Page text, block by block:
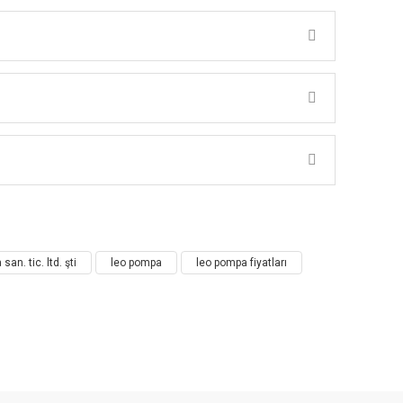
san. tic. ltd. şti leo pompa leo pompa fiyatları